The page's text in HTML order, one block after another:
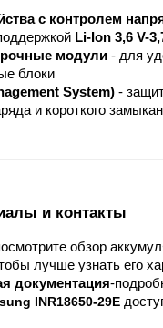
с контролем
Li-Ion 3,6 V-
модули - для
блоки
System) -
и короткого
и контакты
обзор
лучше узнать его
документация-
INR18650-29E